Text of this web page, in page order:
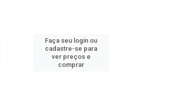
Faça seu login ou
cadastre-se para
ver preços e
comprar